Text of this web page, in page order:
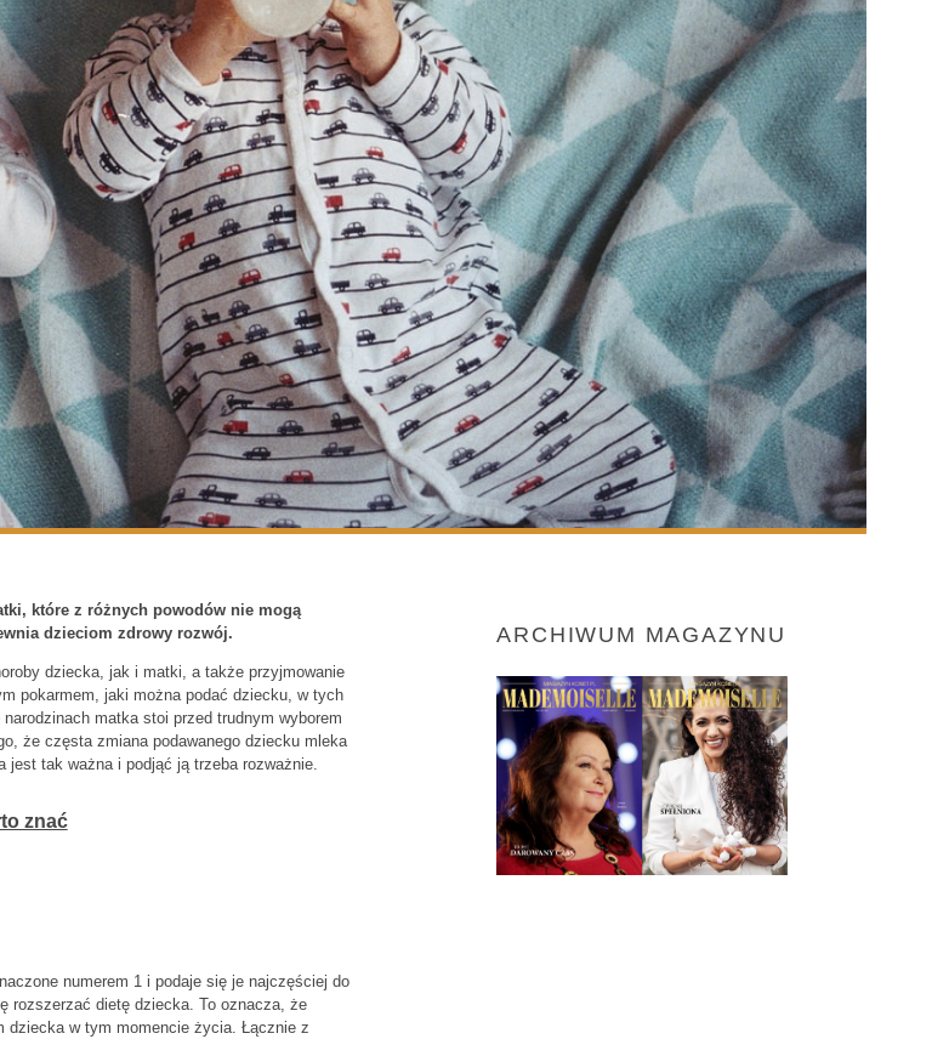
które z różnych powodów nie mogą
dzieciom zdrowy rozwój.
dziecka, jak i matki, a także przyjmowanie
pokarmem, jaki można podać dziecku, w tych
matka stoi przed trudnym wyborem
że częsta zmiana podawanego dziecku mleka
jest tak ważna i podjąć ją trzeba rozważnie.
znać
numerem 1 i podaje się je najczęściej do
rozszerzać dietę dziecka. To oznacza, że
dziecka w tym momencie życia. Łącznie z
ARCHIWUM MAGAZYNU